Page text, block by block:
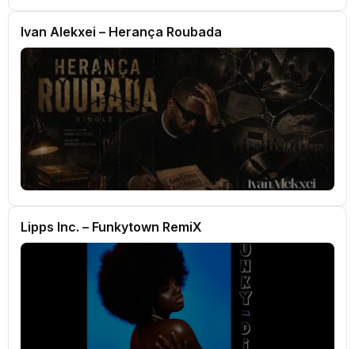
Ivan Alekxei – Herança Roubada
Lipps Inc. – Funkytown RemiX